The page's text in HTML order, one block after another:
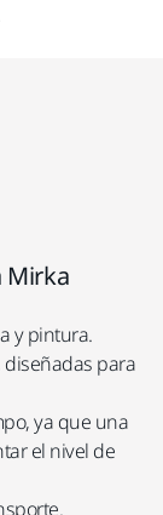
Mirka
y pintura.
diseñadas para
ya que una
el nivel de